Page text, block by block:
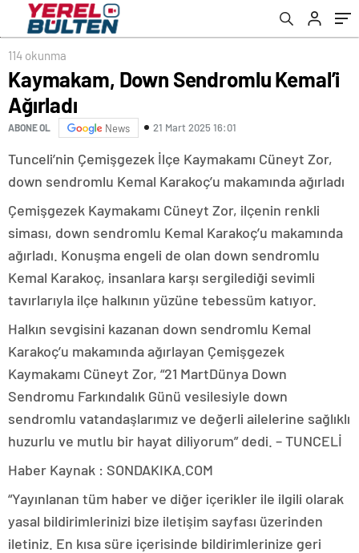
114 okunma
Kaymakam, Down Sendromlu Kemal’i
Ağırladı
ABONE OL News 21 Mart 2025 16:01
Tunceli’nin Çemişgezek İlçe Kaymakamı Cüneyt Zor,
down sendromlu Kemal Karakoç’u makamında ağırladı
Çemişgezek Kaymakamı Cüneyt Zor, ilçenin renkli
siması, down sendromlu Kemal Karakoç’u makamında
ağırladı. Konuşma engeli de olan down sendromlu
Kemal Karakoç, insanlara karşı sergilediği sevimli
tavırlarıyla ilçe halkının yüzüne tebessüm katıyor.
Halkın sevgisini kazanan down sendromlu Kemal
Karakoç’u makamında ağırlayan Çemişgezek
Kaymakamı Cüneyt Zor, “21 MartDünya Down
Sendromu Farkındalık Günü vesilesiyle down
sendromlu vatandaşlarımız ve değerli ailelerine sağlıklı
huzurlu ve mutlu bir hayat diliyorum” dedi. – TUNCELİ
Haber Kaynak : SONDAKIKA.COM
“Yayınlanan tüm haber ve diğer içerikler ile ilgili olarak
yasal bildirimlerinizi bize iletişim sayfası üzerinden
iletiniz. En kısa süre içerisinde bildirimlerinize geri